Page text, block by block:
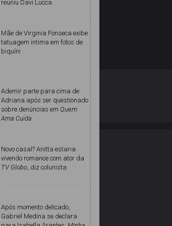
reuniu Davi Lucca
Mãe de Virginia Fonseca exibe
tatuagem íntima em fotos de
biquíni
Ademir parte para cima de
Adriana após ser questionado
sobre denúncias em Quem
Ama Cuida
Novo casal? Anitta estaria
vivendo romance com ator da
TV Globo, diz colunista
Após momento delicado,
Gabriel Medina se declara
Desenvolvido por